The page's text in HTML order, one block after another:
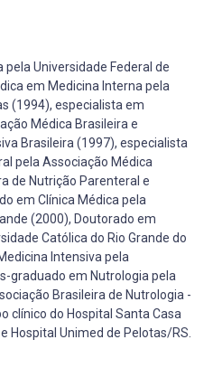
Universidade Federal de
em Medicina Interna pela
(1994), especialista em
Médica Brasileira e
Brasileira (1997), especialista
pela Associação Médica
de Nutrição Parenteral e
em Clínica Médica pela
(2000), Doutorado em
Católica do Rio Grande do
Intensiva pela
graduado em Nutrologia pela
Brasileira de Nutrologia -
clínico do Hospital Santa Casa
Hospital Unimed de Pelotas/RS.